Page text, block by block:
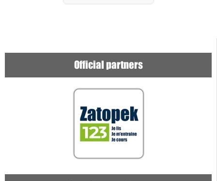
Official partners